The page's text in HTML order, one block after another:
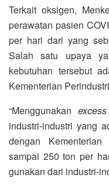
Terkait oksigen,
perawatan pasien
per hari dari yang
Salah satu upaya
kebutuhan tersebut
Kementerian
“Menggunakan
industri-industri yang
dengan
sampai 250 ton per
gunakan dari industri-